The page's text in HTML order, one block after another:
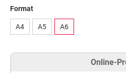
Format
A4 A5 A6
Online-